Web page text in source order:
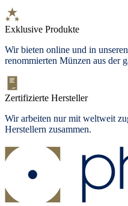
Exklusive Produkte
Wir bieten online und in
renommierten Münzen aus der
Zertifizierte Hersteller
Wir arbeiten nur mit weltweit
Herstellern zusammen.